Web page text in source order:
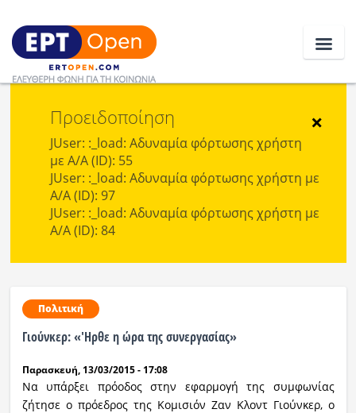
Ειδήσεις
Ελλάδα
Κοινωνία
Πολιτική
Αθλητικά
Κόσμος
Ραδιόφωνο LIVE
×
Προειδοποίηση
JUser: :_load: Αδυναμία φόρτωσης χρήστη
με Α/Α (ID): 55
JUser: :_load: Αδυναμία φόρτωσης χρήστη με
Α/Α (ID): 97
JUser: :_load: Αδυναμία φόρτωσης χρήστη με
Α/Α (ID): 84
Πολιτική
Γιούνκερ: «'Ηρθε η ώρα της συνεργασίας»
Παρασκευή, 13/03/2015 - 17:08
Να υπάρξει πρόοδος στην εφαρμογή της συμφωνίας
ζήτησε ο πρόεδρος της Κομισιόν Ζαν Κλοντ Γιούνκερ, ο